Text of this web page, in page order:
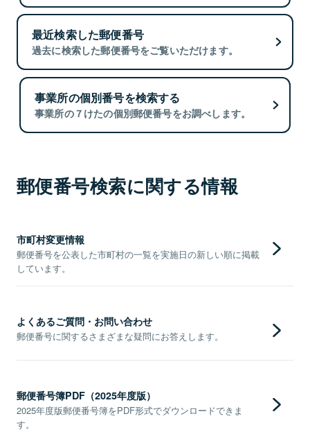
最近検索した郵便番号
過去に検索した郵便番号をご覧いただけます。
事業所の個別番号を検索する
事業所の７けたの個別郵便番号をお調べします。
郵便番号検索に関する情報
市町村変更情報
郵便番号を公表した市町村の一覧を実施日の新しい順に掲載
しています。
よくあるご質問・お問い合わせ
郵便番号に関するさまざまな疑問にお答えします。
郵便番号簿PDF（2025年度版）
2025年度版郵便番号簿をPDF形式でダウンロードできま
す。